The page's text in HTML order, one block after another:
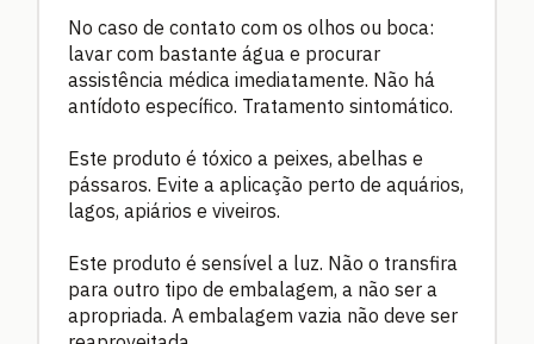
No caso de contato com os olhos ou boca:
lavar com bastante água e procurar
assistência médica imediatamente. Não há
antídoto específico. Tratamento sintomático.
Este produto é tóxico a peixes, abelhas e
pássaros. Evite a aplicação perto de aquários,
lagos, apiários e viveiros.
Este produto é sensível a luz. Não o transfira
para outro tipo de embalagem, a não ser a
apropriada. A embalagem vazia não deve ser